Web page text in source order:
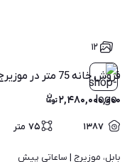
۱۲
فروش خانه 75 متر در موزیرج50متر باجاده فاصله
۲,۴۸۰,۰۰۰,۰۰۰
۱۳۸۷ ۷۵ متر
بابل، موزیرج | ساعاتی پیش